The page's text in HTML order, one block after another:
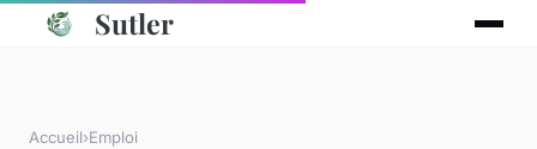
Sutler
Accueil›Emploi